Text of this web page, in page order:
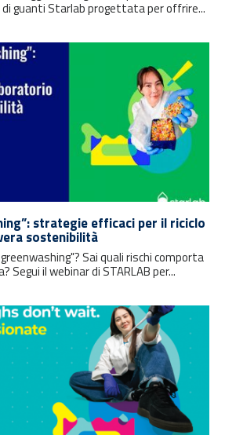
di guanti Starlab progettata per offrire...
strategie efficaci per il riciclo
sostenibilità
Sai quali rischi comporta
Segui il webinar di STARLAB per...